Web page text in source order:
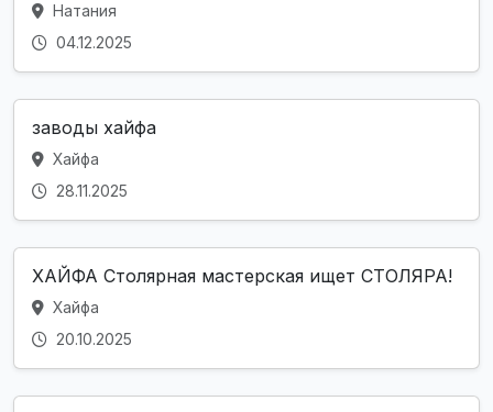
Натания
04.12.2025
заводы хайфа
Хайфа
28.11.2025
ХАЙФА Столярная мастерская ищет СТОЛЯРА!
Хайфа
20.10.2025